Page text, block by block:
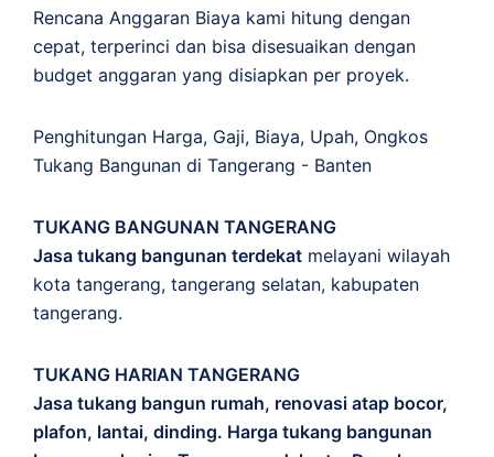
Rencana Anggaran Biaya kami hitung dengan
cepat, terperinci dan bisa disesuaikan dengan
budget anggaran yang disiapkan per proyek.
Penghitungan Harga, Gaji, Biaya, Upah, Ongkos
Tukang Bangunan di Tangerang - Banten
TUKANG BANGUNAN TANGERANG
Jasa tukang bangunan terdekat melayani wilayah
kota tangerang, tangerang selatan, kabupaten
tangerang.
TUKANG HARIAN TANGERANG
Jasa tukang bangun rumah, renovasi atap bocor,
plafon, lantai, dinding. Harga tukang bangunan